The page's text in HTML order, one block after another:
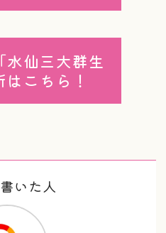
水仙三大群生
こちら！
いた人